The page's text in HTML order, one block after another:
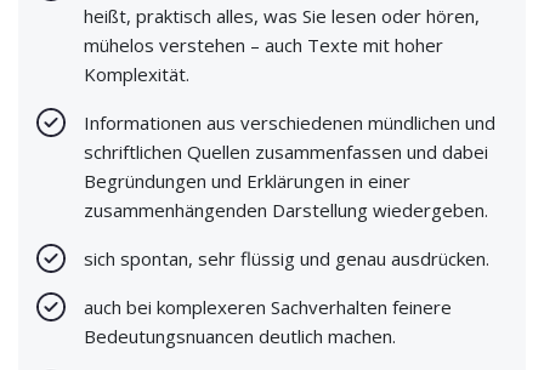
heißt, praktisch alles, was Sie lesen oder hören,
mühelos verstehen – auch Texte mit hoher
Komplexität.
Informationen aus verschiedenen mündlichen und
schriftlichen Quellen zusammenfassen und dabei
Begründungen und Erklärungen in einer
zusammenhängenden Darstellung wiedergeben.
sich spontan, sehr flüssig und genau ausdrücken.
auch bei komplexeren Sachverhalten feinere
Bedeutungsnuancen deutlich machen.